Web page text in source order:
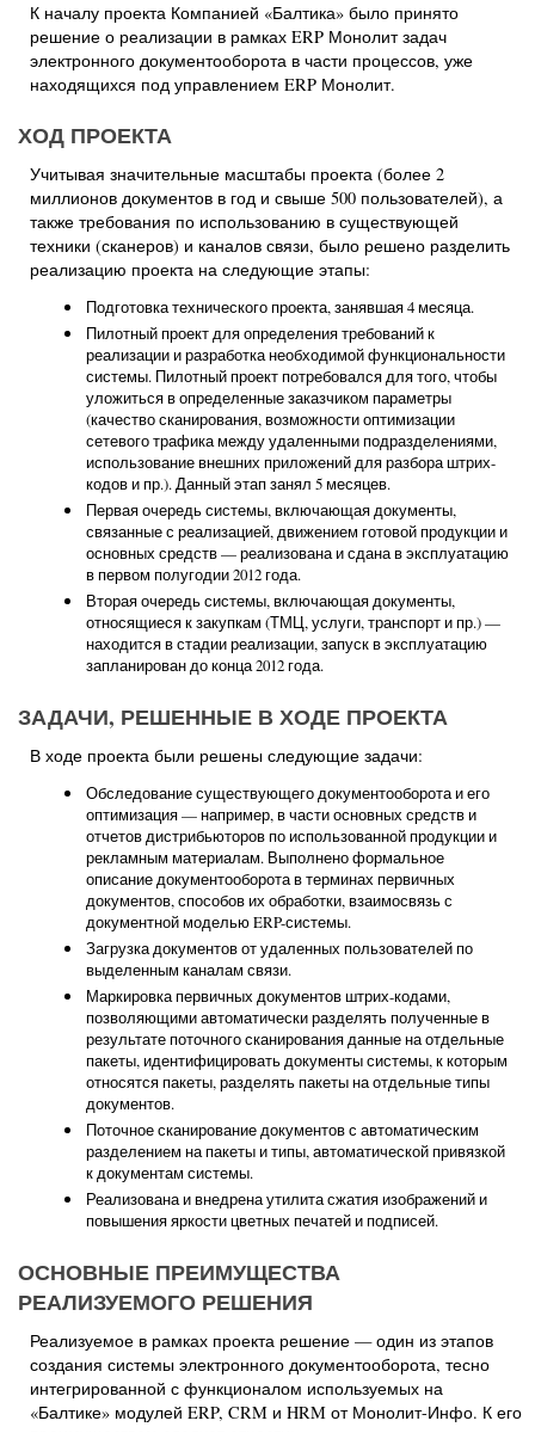
К началу проекта Компанией «Балтика» было принято
решение о реализации в рамках ERP Монолит задач
электронного документооборота в части процессов, уже
находящихся под управлением ERP Монолит.
ХОД ПРОЕКТА
Учитывая значительные масштабы проекта (более 2
миллионов документов в год и свыше 500 пользователей), а
также требования по использованию в существующей
техники (сканеров) и каналов связи, было решено разделить
реализацию проекта на следующие этапы:
Подготовка технического проекта, занявшая 4 месяца.
Пилотный проект для определения требований к
реализации и разработка необходимой функциональности
системы. Пилотный проект потребовался для того, чтобы
уложиться в определенные заказчиком параметры
(качество сканирования, возможности оптимизации
сетевого трафика между удаленными подразделениями,
использование внешних приложений для разбора штрих-
кодов и пр.). Данный этап занял 5 месяцев.
Первая очередь системы, включающая документы,
связанные с реализацией, движением готовой продукции и
основных средств — реализована и сдана в эксплуатацию
в первом полугодии 2012 года.
Вторая очередь системы, включающая документы,
относящиеся к закупкам (ТМЦ, услуги, транспорт и пр.) —
находится в стадии реализации, запуск в эксплуатацию
запланирован до конца 2012 года.
ЗАДАЧИ, РЕШЕННЫЕ В ХОДЕ ПРОЕКТА
В ходе проекта были решены следующие задачи:
Обследование существующего документооборота и его
оптимизация — например, в части основных средств и
отчетов дистрибьюторов по использованной продукции и
рекламным материалам. Выполнено формальное
описание документооборота в терминах первичных
документов, способов их обработки, взаимосвязь с
документной моделью ERP-системы.
Загрузка документов от удаленных пользователей по
выделенным каналам связи.
Маркировка первичных документов штрих-кодами,
позволяющими автоматически разделять полученные в
результате поточного сканирования данные на отдельные
пакеты, идентифицировать документы системы, к которым
относятся пакеты, разделять пакеты на отдельные типы
документов.
Поточное сканирование документов с автоматическим
разделением на пакеты и типы, автоматической привязкой
к документам системы.
Реализована и внедрена утилита сжатия изображений и
повышения яркости цветных печатей и подписей.
ОСНОВНЫЕ ПРЕИМУЩЕСТВА
РЕАЛИЗУЕМОГО РЕШЕНИЯ
Реализуемое в рамках проекта решение — один из этапов
создания системы электронного документооборота, тесно
интегрированной с функционалом используемых на
«Балтике» модулей ERP, CRM и HRM от Монолит-Инфо. К его